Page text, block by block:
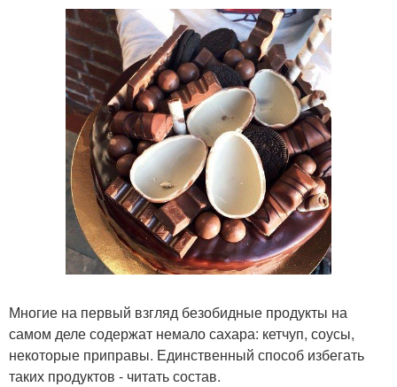
Многие на первый взгляд безобидные продукты на
самом деле содержат немало сахара: кетчуп, соусы,
некоторые приправы. Единственный способ избегать
таких продуктов - читать состав.